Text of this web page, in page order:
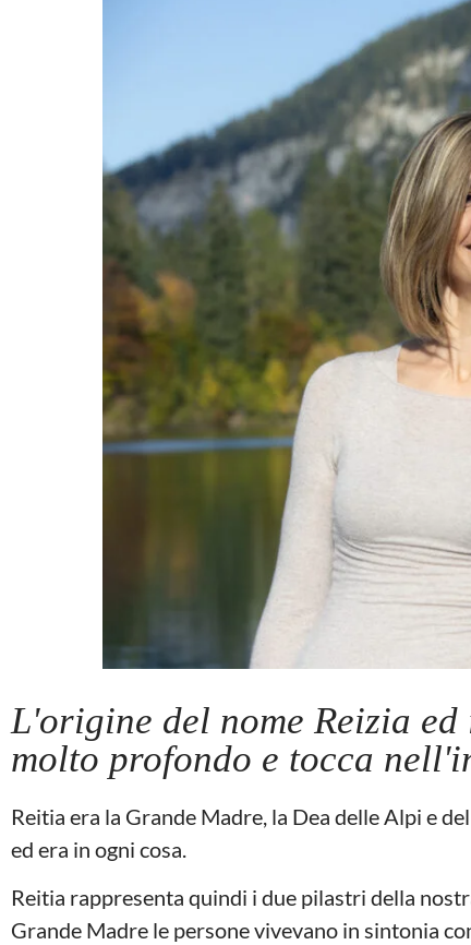
L'origine del nome Reizia
molto profondo e tocca
Reitia era la Grande Madre, la Dea delle Alpi e
ed era in ogni cosa.
Reitia rappresenta quindi i due pilastri della
Grande Madre le persone vivevano in sintonia